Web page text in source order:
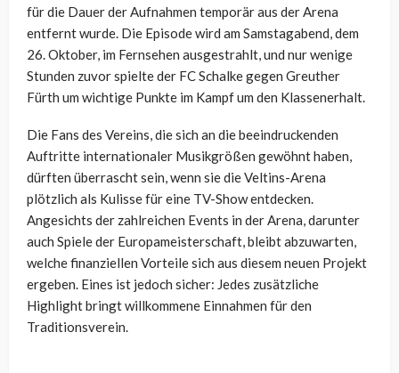
für die Dauer der Aufnahmen temporär aus der Arena
entfernt wurde. Die Episode wird am Samstagabend, dem
26. Oktober, im Fernsehen ausgestrahlt, und nur wenige
Stunden zuvor spielte der FC Schalke gegen Greuther
Fürth um wichtige Punkte im Kampf um den Klassenerhalt.
Die Fans des Vereins, die sich an die beeindruckenden
Auftritte internationaler Musikgrößen gewöhnt haben,
dürften überrascht sein, wenn sie die Veltins-Arena
plötzlich als Kulisse für eine TV-Show entdecken.
Angesichts der zahlreichen Events in der Arena, darunter
auch Spiele der Europameisterschaft, bleibt abzuwarten,
welche finanziellen Vorteile sich aus diesem neuen Projekt
ergeben. Eines ist jedoch sicher: Jedes zusätzliche
Highlight bringt willkommene Einnahmen für den
Traditionsverein.